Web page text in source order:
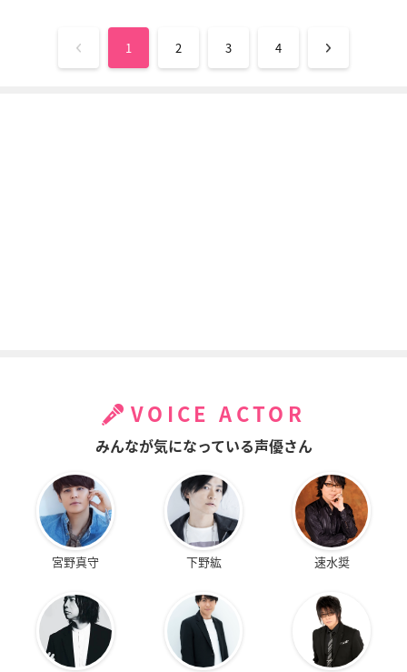
1 2 3 4
VOICE ACTOR
みんなが気になっている声優さん
宮野真守 下野紘 速水奨